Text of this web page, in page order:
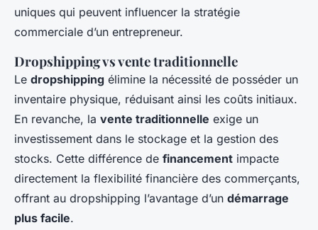
uniques qui peuvent influencer la stratégie
commerciale d’un entrepreneur.
Dropshipping vs vente traditionnelle
Le dropshipping élimine la nécessité de posséder un
inventaire physique, réduisant ainsi les coûts initiaux.
En revanche, la vente traditionnelle exige un
investissement dans le stockage et la gestion des
stocks. Cette différence de financement impacte
directement la flexibilité financière des commerçants,
offrant au dropshipping l’avantage d’un démarrage
plus facile.